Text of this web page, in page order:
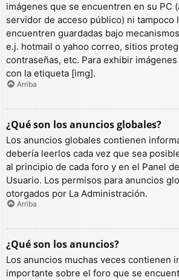
imágenes que se encuentren en su PC
servidor de acceso público) ni tampoco
encuentren guardadas bajo
e.j. hotmail o yahoo correo, sitios
contraseñas, etc. Para exhibir
con la etiqueta [img].
Arriba
¿Qué son los anuncios globales?
Los anuncios globales contienen
debería leerlos cada vez que sea
al principio de cada foro y en el Panel
Usuario. Los permisos para anuncios
otorgados por La Administración.
Arriba
¿Qué son los anuncios?
Los anuncios muchas veces contienen
importante sobre el foro que se